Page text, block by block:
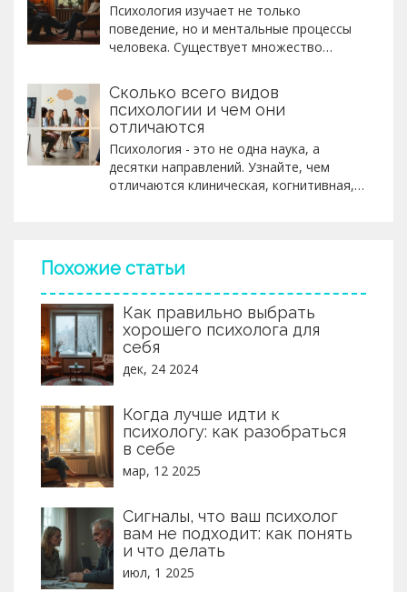
Психология изучает не только
поведение, но и ментальные процессы
человека. Существует множество
каждое из которых фокусируется на
своих аспектах человеческого сознания
и поведения. От классического
психоанализа до современных
подходов, таких как когнитивно-
поведенческая терапия и позитивная
психология, психология охватывает
характеристики.
Сколько всего видов
психологии и чем они
отличаются
Психология - это не одна наука, а
десятки направлений. Узнайте, чем
отличаются клиническая, когнитивная,
Похожие статьи
Как правильно выбрать
хорошего психолога для
себя
дек, 24 2024
Когда лучше идти к
психологу: как разобраться
в себе
мар, 12 2025
Сигналы, что ваш психолог
вам не подходит: как понять
и что делать
июл, 1 2025